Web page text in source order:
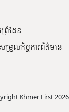
ព្រំដែន
រួលកិច្ចការព័ត៌មាន
Khmer First 2026